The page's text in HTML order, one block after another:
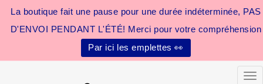
La boutique fait une pause pour une durée indéterminée, PAS
D'ENVOI PENDANT L'ÉTÉ! Merci pour votre compréhension
Par ici les emplettes 👀